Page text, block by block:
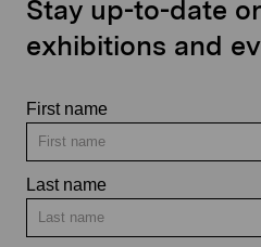
Stay up-to-date
exhibitions and
First name
Last name